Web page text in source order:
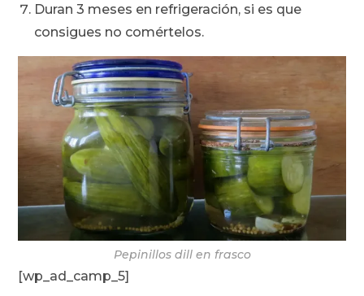
Duran 3 meses en refrigeración, si es que
consigues no comértelos.
Pepinillos dill en frasco
[wp_ad_camp_5]